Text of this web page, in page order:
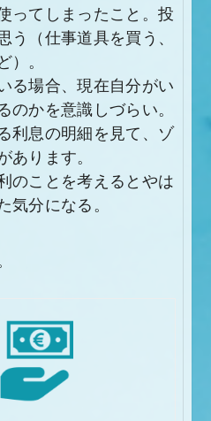
ってしまったこと。投
う（仕事道具を買う、
）。
る場合、現在自分がい
のかを意識しづらい。
利息の明細を見て、ゾ
あります。
のことを考えるとやは
気分になる。